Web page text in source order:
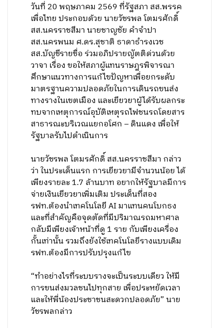
วันที่ 20 พฤษภาคม 2569 ที่รัฐสภา สส.พรรค
เพื่อไทย ประกอบด้วย นายวัชรพล โตมรศักดิ์
สส.นครราชสีมา นายชาญชัย คำจำปา
สส.นครพนม ศ.ดร.สุชาติ ธาดาธำรงเวช
สส.บัญชีรายชื่อ ร่วมอภิปรายญัตติด่วนด้วย
วาจา เรื่อง ขอให้สภาผู้แทนราษฎรพิจารณา
ศึกษาแนวทางการแก้ไขปัญหาเพื่อยกระดับ
มาตรฐานความปลอดภัยในการเดินรถขนส่ง
ทางรางในเขตเมือง และเยียวยาผู้ได้รับผลกระ
ทบจากเหตุการณ์อุบัติเหตุรถไฟชนรถโดยสาร
สาธารณะบริเวณแยกอโศก – ดินแดง เพื่อให้
รัฐบาลรับไปดำเนินการ
นายวัชรพล โตมรศักดิ์ สส.นครราชสีมา กล่าว
ว่า ในประเด็นแรก การเยียวยามีจำนวนน้อย ได้
เพียงรายละ 1.7 ล้านบาท อยากให้รัฐบาลมีการ
จ่ายเงินเยียวยาเพิ่มเติม ประเด็นที่สอง
รฟท.ต้องนำเทคโนโลยี AI มาแทนคนโบกธง
และที่สำคัญคือจุดตัดที่มีปริมาณรถมหาศาล
กลับมีเพียงเจ้าหน้าที่ดู 1 ราย กับเพียงเครื่อง
กั้นเท่านั้น รวมถึงยังใช้เทคโนโลยีรางแบบเดิม
รฟท.ต้องมีการปรับปรุงแก้ไข
“ทำอย่างไรที่ระบบรางจะเป็นระบบเดียว ให้มี
การขนส่งมวลชนไปทุกสาย เพื่อประหยัดเวลา
และให้พี่น้องประชาชนสะดวกปลอดภัย” นาย
วัชรพลกล่าว